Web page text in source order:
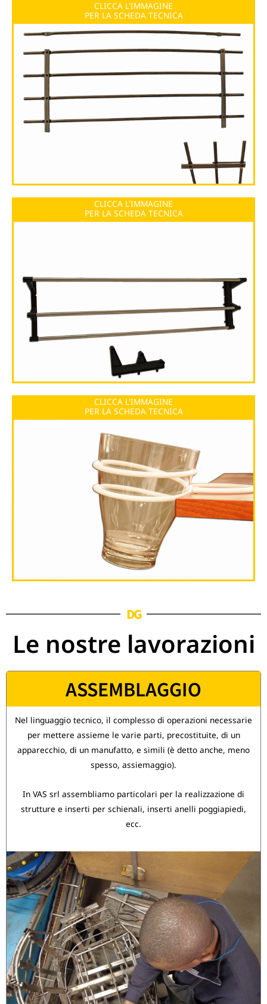
CLICCA L'IMMAGINE
PER LA SCHEDA TECNICA
CLICCA L'IMMAGINE
PER LA SCHEDA TECNICA
CLICCA L'IMMAGINE
PER LA SCHEDA TECNICA
DG
Le nostre lavorazioni
ASSEMBLAGGIO
Nel linguaggio tecnico, il complesso di operazioni necessarie
per mettere assieme le varie parti, precostituite, di un
apparecchio, di un manufatto, e simili (è detto anche, meno
spesso, assiemaggio).
In VAS srl assembliamo particolari per la realizzazione di
strutture e inserti per schienali, inserti anelli poggiapiedi,
ecc.